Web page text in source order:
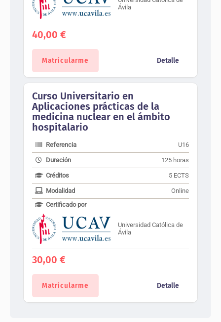
Ávila
40,00 €
Matricularme Detalle
Curso Universitario en
Aplicaciones prácticas de la
medicina nuclear en el ámbito
hospitalario
Referencia U16
Duración 125 horas
Créditos 5 ECTS
Modalidad
Online
Certificado por
Universidad Católica de
Ávila
30,00 €
Matricularme Detalle